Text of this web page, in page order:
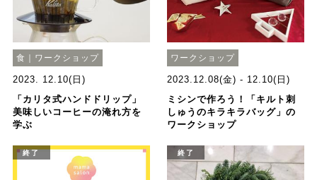
食｜ワークショップ
2023. 12.10(日)
「カリタ式ハンドドリップ」
美味しいコーヒーの淹れ方を
学ぶ
ワークショップ
2023.12.08(金) - 12.10(日)
ミシンで作ろう！「キルト刺
しゅうのキラキラバッグ」の
ワークショップ
終了 終了